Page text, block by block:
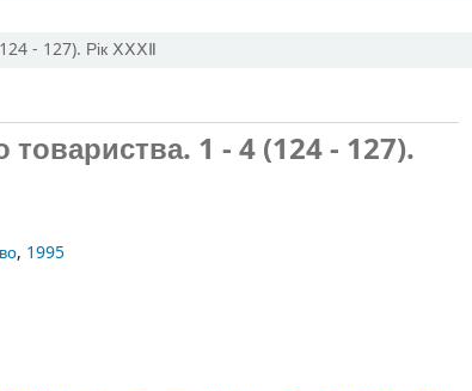
- 127). Рік ⅩⅩⅩⅡ
товариства. 1 - 4 (124 - 127).
, 1995